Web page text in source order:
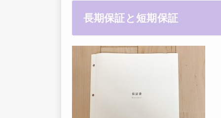
長期保証と短期保証